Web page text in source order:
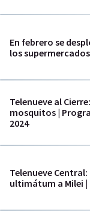
En febrero se
los supermercados
Telenueve al
mosquitos |
2024
Telenueve
ultimátum a Milei |